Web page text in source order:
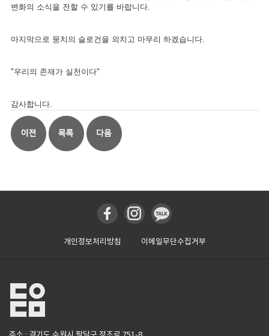
변화의 소식을 전할 수 있기를 바랍니다.
마지막으로 뭉치의 슬로건을 외치고 마무리 하겠습니다.
"우리의 존재가 실천이다"
감사합니다.
개인정보처리방침 이메일무단수집거부